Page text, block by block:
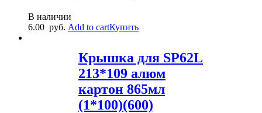
В наличии
6.00 руб. Add to cartКупить
Крышка для SP62L
213*109 алюм
картон 865мл
(1*100)(600)